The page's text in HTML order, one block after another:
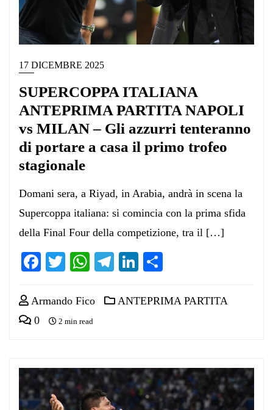
17 DICEMBRE 2025
SUPERCOPPA ITALIANA
ANTEPRIMA PARTITA NAPOLI
vs MILAN – Gli azzurri tenteranno
di portare a casa il primo trofeo
stagionale
Domani sera, a Riyad, in Arabia, andrà in scena la
Supercoppa italiana: si comincia con la prima sfida
della Final Four della competizione, tra il […]
Facebook
TwitterWhatsApp
Telegram
LinkedIn
Armando Fico
ANTEPRIMA PARTITA
0
2 min read